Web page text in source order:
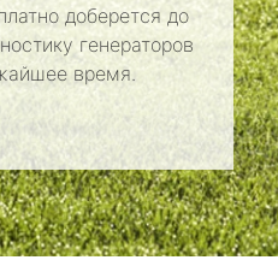
доберется до
генераторов
время.